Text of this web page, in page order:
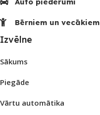
Bērniem un vecākiem
Izvēlne
Sākums
Piegāde
Vārtu automātika